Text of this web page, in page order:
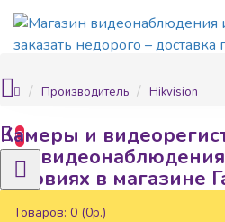
0
Товаров: 0 (0р.)
Производитель Hikvision
Камеры и
для
условиях в магазине